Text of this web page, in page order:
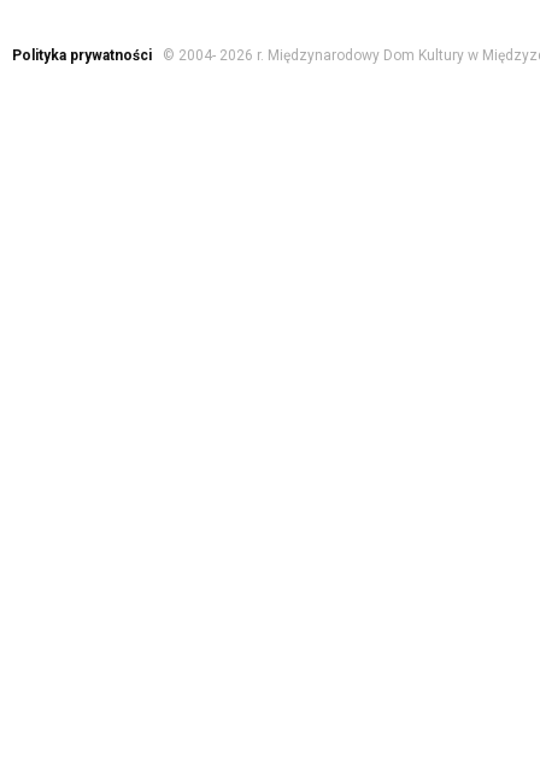
Polityka prywatności© 2004- 2026 r. Międzynarodowy Dom Kultury w